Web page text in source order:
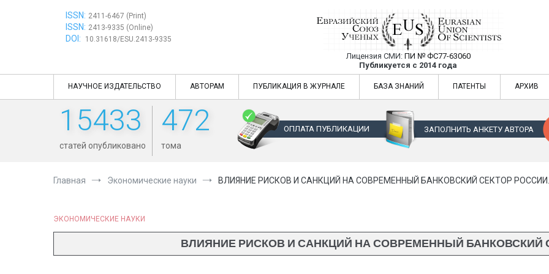
ISSN: 2411-6467 (Print)
ISSN: 2413-9335 (Online)
DOI: 10.31618/ESU.2413-9335
Евразийский Союз Ученых —
Лицензия СМИ: ПИ № ФС77-63060
Публикуется с 2014 года
Евразийский Союз Ученых — публикация научных статей в
НАУЧНОЕ ИЗДАТЕЛЬСТВО АВТОРАМ ПУБЛИКАЦИЯ В ЖУРНАЛЕ БАЗА ЗНАНИЙ ПАТЕНТЫ АРХИВ
15433
статей опубликовано
472
тома
ОПЛАТА ПУБЛИКАЦИИ ЗАПОЛНИТЬ АНКЕТУ АВТОРА
Главная Экономические науки ВЛИЯНИЕ РИСКОВ И САНКЦИЙ НА СОВРЕМЕННЫЙ БАНКОВСКИЙ СЕКТОР РОССИИ.
ЭКОНОМИЧЕСКИЕ НАУКИ
ВЛИЯНИЕ РИСКОВ И САНКЦИЙ НА СОВРЕМЕННЫЙ БАНКОВСКИЙ